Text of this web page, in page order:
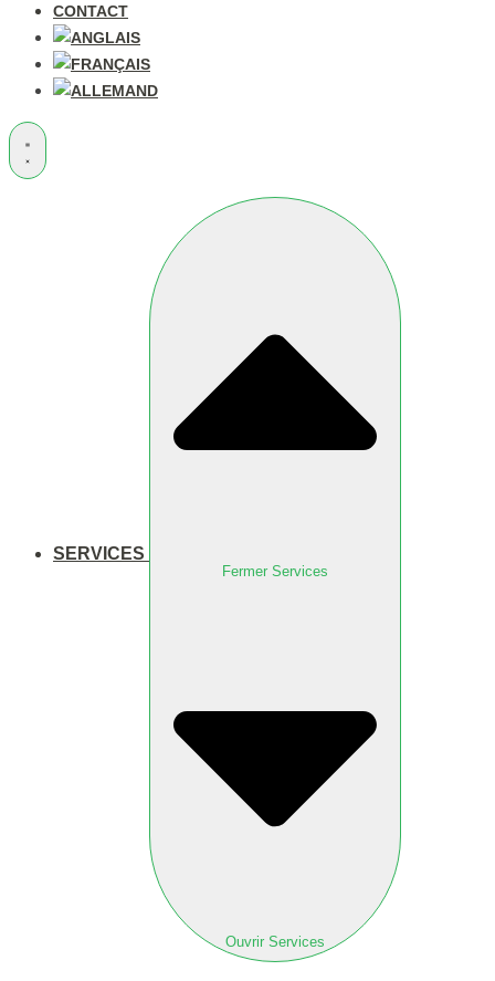
CONTACT
SERVICES
Fermer Services
Ouvrir Services